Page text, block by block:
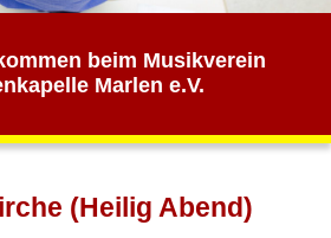
beim Musikverein
Marlen e.V.
(Heilig Abend)